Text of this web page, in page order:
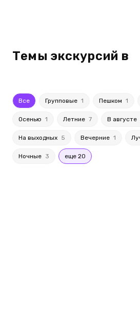
Темы экскурсий в
Все Групповые 1 Пешком 1
Осенью 1 Летние 7 В августе
На выходных 5 Вечерние 1
Ночные 3 еще 20